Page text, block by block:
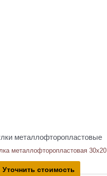
металлофторопластовые
металлофторопластовая 30х20
Уточнить стоимость